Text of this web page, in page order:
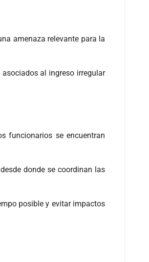
amenaza relevante para la
al ingreso irregular
funcionarios se encuentran
donde se coordinan las
posible y evitar impactos